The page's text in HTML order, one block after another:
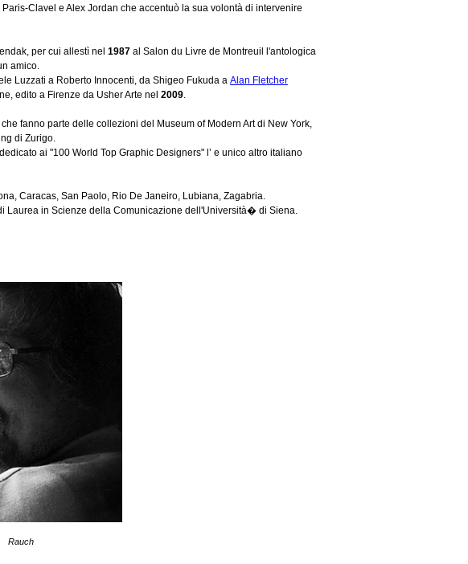
Clavel e Alex Jordan che accentuò la sua volontà di intervenire
per cui allestì nel 1987 al Salon du Livre de Montreuil l'antologica
amico.
Luzzati a Roberto Innocenti, da Shigeo Fukuda a Alan Fletcher
edito a Firenze da Usher Arte nel 2009.
fanno parte delle collezioni del Museum of Modern Art di New York,
di Zurigo.
ai "100 World Top Graphic Designers" l’ e unico altro italiano
Caracas, San Paolo, Rio De Janeiro, Lubiana, Zagabria.
Laurea in Scienze della Comunicazione dell'Università� di Siena.
Rauch